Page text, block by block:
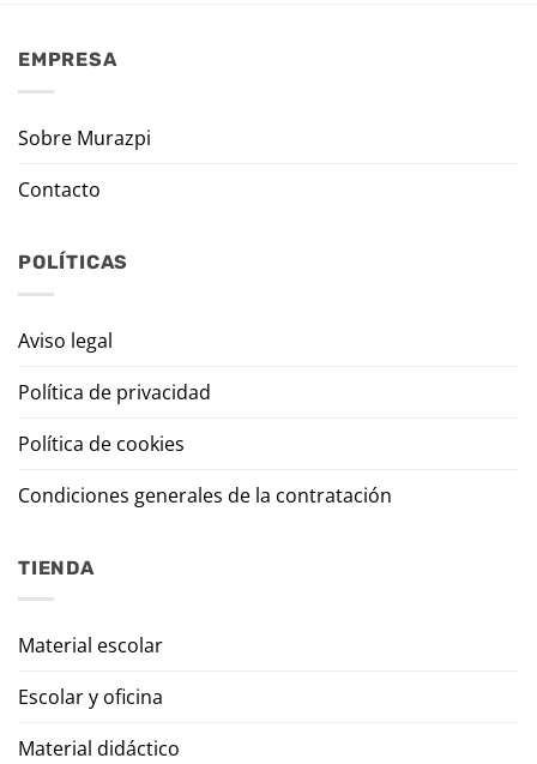
EMPRESA
Sobre Murazpi
Contacto
POLÍTICAS
Aviso legal
Política de privacidad
Política de cookies
Condiciones generales de la contratación
TIENDA
Material escolar
Escolar y oficina
Material didáctico